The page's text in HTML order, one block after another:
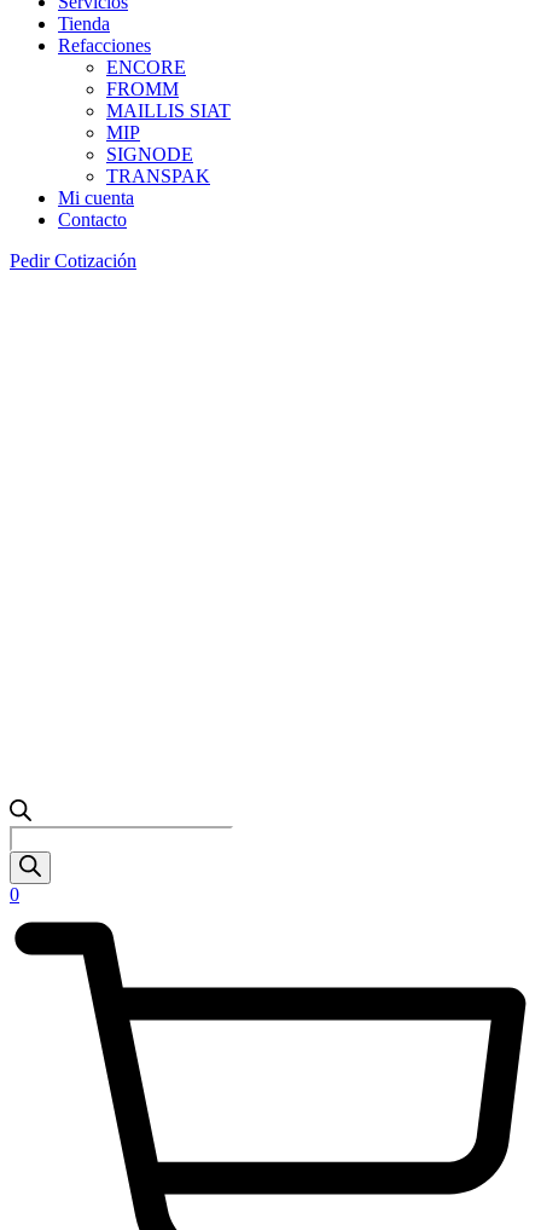
Tienda
Refacciones
ENCORE
FROMM
MAILLIS SIAT
MIP
SIGNODE
TRANSPAK
Mi cuenta
Contacto
Pedir Cotización
Products
search
0